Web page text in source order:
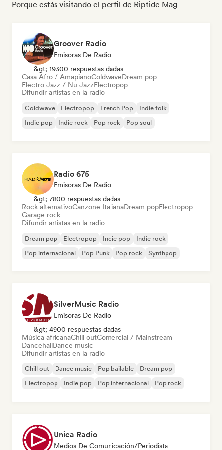
Porque estás visitando el perfil de Riptide Mag
Groover Radio
Emisoras De Radio
&gt; 19300 respuestas dadas
Casa Afro / AmapianoColdwaveDream pop
Electro Jazz / Nu JazzElectropop
Difundir artistas en la radio
Coldwave Electropop French Pop
Indie folk
Indie pop
Indie rock Pop rock Pop soul
Radio 675
Emisoras De Radio
&gt; 7800 respuestas dadas
Rock alternativoCanzone ItalianaDream popElectropop
Garage rock
Difundir artistas en la radio
Dream pop Electropop Indie pop
Indie rock
Pop internacional
Pop Punk Pop rock Synthpop
SilverMusic Radio
Emisoras De Radio
&gt; 4900 respuestas dadas
Música africanaChill outComercial / Mainstream
DancehallDance music
Difundir artistas en la radio
Chill out Dance music Pop bailable
Dream pop
Electropop
Indie pop Pop internacional Pop rock
Unica Radio
Medios De Comunicación/Periodista